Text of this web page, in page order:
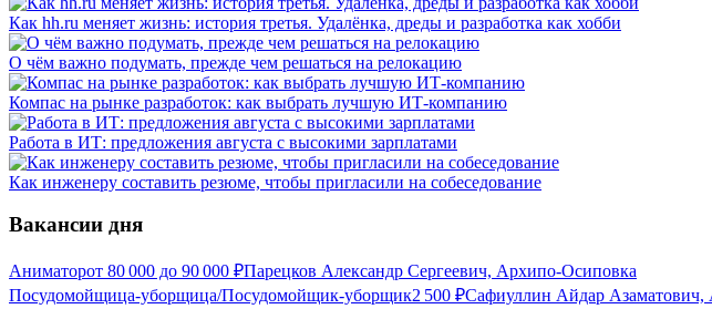
Как hh.ru меняет жизнь: история третья. Удалёнка, дреды и разработка как хобби
О чём важно подумать, прежде чем решаться на релокацию
Компас на рынке разработок: как выбрать лучшую ИТ-компанию
Работа в ИТ: предложения августа с высокими зарплатами
Как инженеру составить резюме, чтобы пригласили на собеседование
Вакансии дня
Аниматорот 80 000 до 90 000 ₽Парецков Александр Сергеевич, Архипо-Осиповка
Посудомойщица-уборщица/Посудомойщик-уборщик2 500 ₽Сафиуллин Айдар Азаматович,